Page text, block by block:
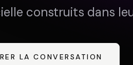
construits dans
LA CONVERSATION